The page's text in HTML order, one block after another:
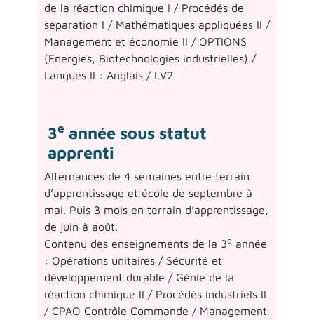
de la réaction chimique I / Procédés de
séparation I / Mathématiques appliquées II /
Management et économie II / OPTIONS
(Energies, Biotechnologies industrielles) /
Langues II : Anglais / LV2
3eannée sous statut
apprenti
Alternances de 4 semaines entre terrain
d’apprentissage et école de septembre à
mai. Puis 3 mois en terrain d’apprentissage,
de juin à août.
Contenu des enseignements de la 3e année
: Opérations unitaires / Sécurité et
développement durable / Génie de la
réaction chimique II / Procédés industriels II
/ CPAO Contrôle Commande / Management